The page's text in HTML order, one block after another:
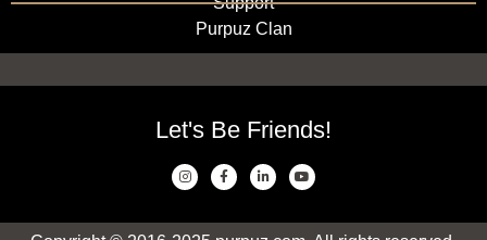
Purpuz Clan
Let's Be Friends!